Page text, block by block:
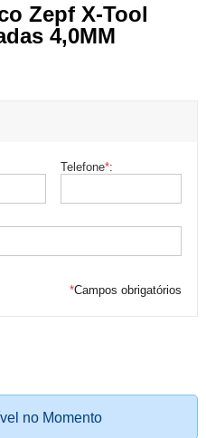
Zepf X-Tool
4,0MM
Telefone*:
*Campos obrigatórios
no Momento